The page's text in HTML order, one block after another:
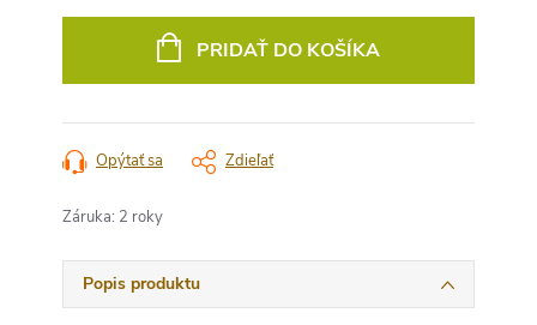
PRIDAŤ DO KOŠÍKA
Opýtať sa Zdieľať
Záruka: 2 roky
Popis produktu